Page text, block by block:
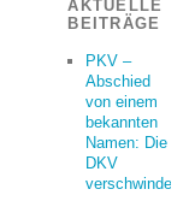
AKTUELLE
BEITRÄGE
PKV –
Abschied
von einem
bekannten
Namen: Die
DKV
verschwindet